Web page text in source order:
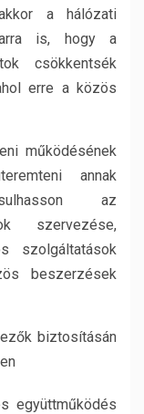
a hálózati
arra is, hogy a
csökkentsék
erre a közös
működésének
annak
az
szervezése,
szolgáltatások
beszerzések
biztosításán
együttműködés